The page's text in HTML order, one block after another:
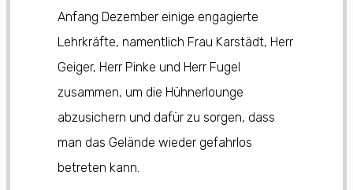
Anfang Dezember einige engagierte
Lehrkräfte, namentlich Frau Karstädt, Herr
Geiger, Herr Pinke und Herr Fugel
zusammen, um die Hühnerlounge
abzusichern und dafür zu sorgen, dass
man das Gelände wieder gefahrlos
betreten kann.